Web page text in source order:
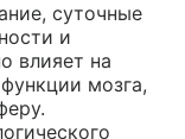
суточные
и
влияет на
мозга,